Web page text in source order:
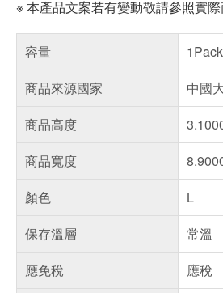
※ 本產品文案若有變動敬請參照實
容量
商品來源國家
中國
商品高度
商品寬度
顏色
L
保存溫層
常溫
應免稅
應稅